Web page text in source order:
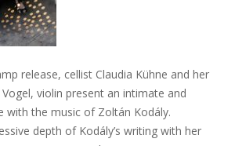
release, cellist Claudia Kühne and her
violin present an intimate and
with the music of Zoltán Kodály.
depth of Kodály’s writing with her